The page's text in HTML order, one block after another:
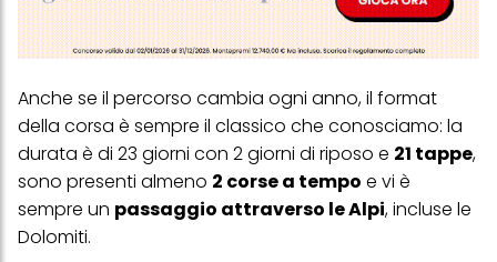
Anche se il percorso cambia ogni anno, il format
della corsa è sempre il classico che conosciamo: la
durata è di 23 giorni con 2 giorni di riposo e 21 tappe,
sono presenti almeno 2 corse a tempo e vi è
sempre un passaggio attraverso le Alpi, incluse le
Dolomiti.